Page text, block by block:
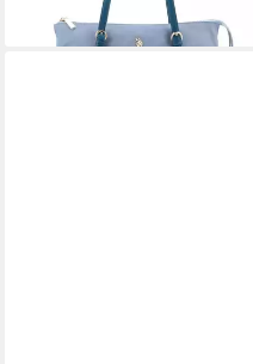
lieferbar - in 2-3 Werktagen bei dir